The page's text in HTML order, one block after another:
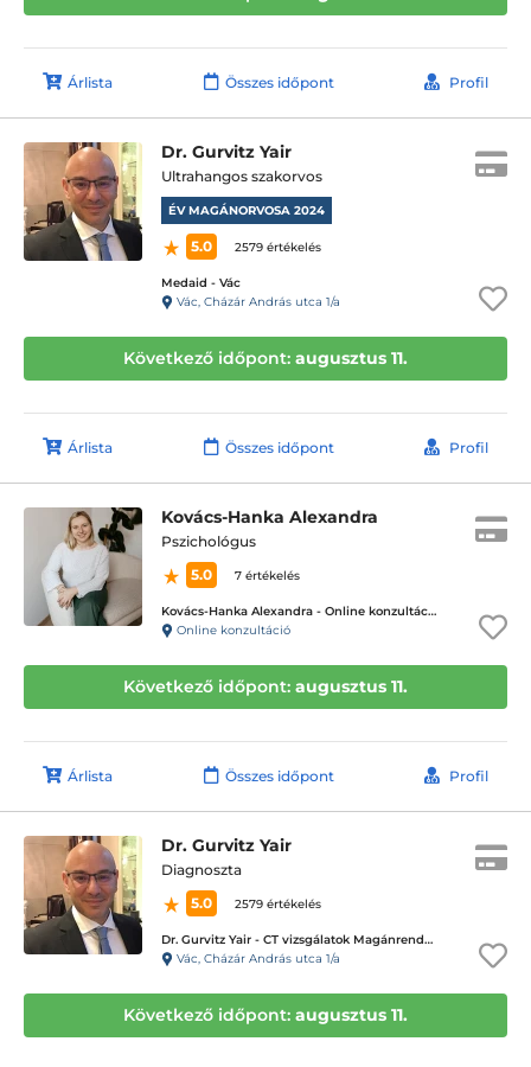
Árlista Összes időpont Profil
Dr. Gurvitz Yair
Ultrahangos szakorvos
ÉV MAGÁNORVOSA 2024
5.0 2579 értékelés
Medaid - Vác
Vác, Cházár András utca 1/a
Következő időpont: augusztus 11.
Árlista Összes időpont Profil
Kovács-Hanka Alexandra
Pszichológus
5.0
7 értékelés
Kovács-Hanka Alexandra - Online konzultáció
Online konzultáció
Következő időpont: augusztus 11.
Árlista Összes időpont Profil
Dr. Gurvitz Yair
Diagnoszta
5.0
2579 értékelés
Dr. Gurvitz Yair - CT vizsgálatok Magánrendelése
Vác, Cházár András utca 1/a
Következő időpont: augusztus 11.